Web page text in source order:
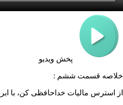
پخش ویدیو
خلاصه قسمت ششم :
از استرس مالیات خداحافظی کن، با